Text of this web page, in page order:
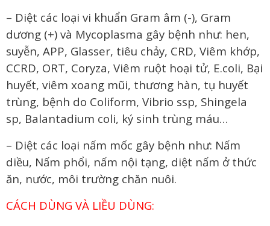
– Diệt các loại vi khuẩn Gram âm (-), Gram
dương (+) và Mycoplasma gây bệnh như: hen,
suyễn, APP, Glasser, tiêu chảy, CRD, Viêm khớp,
CCRD, ORT, Coryza, Viêm ruột hoại tử, E.coli, Bại
huyết, viêm xoang mũi, thương hàn, tụ huyết
trùng, bệnh do Coliform, Vibrio ssp, Shingela
sp, Balantadium coli, ký sinh trùng máu…
– Diệt các loại nấm mốc gây bệnh như: Nấm
diều, Nấm phổi, nấm nội tạng, diệt nấm ở thức
ăn, nước, môi trường chăn nuôi.
CÁCH DÙNG VÀ LIỀU DÙNG: